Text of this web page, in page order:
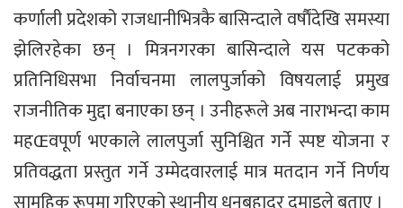
कर्णाली प्रदेशको राजधानीभित्रकै बासिन्दाले वर्षाैंदेखि समस्या
झेलिरहेका छन् । मित्रनगरका बासिन्दाले यस पटकको
प्रतिनिधिसभा निर्वाचनमा लालपुर्जाको विषयलाई प्रमुख
राजनीतिक मुद्दा बनाएका छन् । उनीहरूले अब नाराभन्दा काम
महŒवपूर्ण भएकाले लालपुर्जा सुनिश्चित गर्ने स्पष्ट योजना र
प्रतिवद्धता प्रस्तुत गर्ने उम्मेदवारलाई मात्र मतदान गर्ने निर्णय